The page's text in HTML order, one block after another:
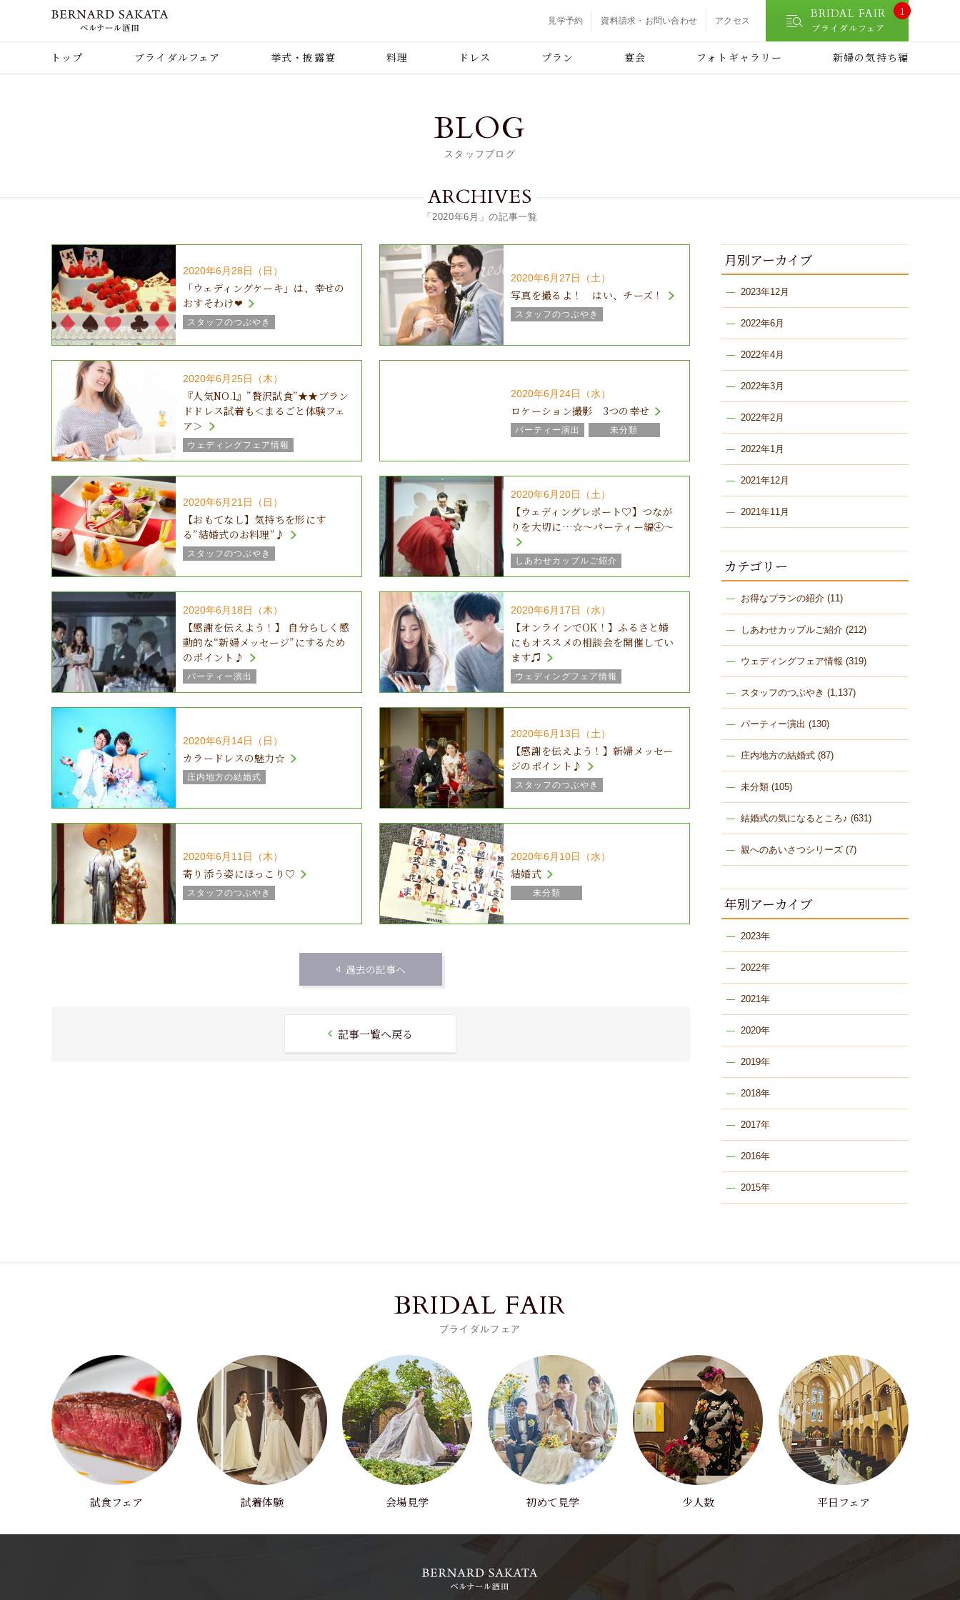
見学予約 資料請求・お問い合わせ アクセス BRIDAL FAIR
ブライダルフェア
1
トップ ブライダルフェア 挙式・披露宴 料理 ドレス プラン 宴会 フォトギャラリー 新婦の気持ち編
BLOG
スタッフブログ
ARCHIVES
「2020年6月」の記事一覧
2020年6月28日（日）
「ウェディングケーキ」は、幸せの
おすそわけ❤
スタッフのつぶやき
2020年6月27日（土）
写真を撮るよ！ はい、チーズ！
スタッフのつぶやき
2020年6月25日（木）
『人気NO.1』”贅沢試食”★★ブラン
ドドレス試着も＜まるごと体験フェ
ア＞
ウェディングフェア情報
2020年6月24日（水）
ロケーション撮影 3つの幸せ
パーティー演出
未分類
2020年6月21日（日）
【おもてなし】気持ちを形にす
る”結婚式のお料理”♪
スタッフのつぶやき
2020年6月20日（土）
【ウェディングレポート♡】つなが
りを大切に…☆～パーティー編④～
しあわせカップルご紹介
スタッフのつぶやき
結婚式の気になるところ♪
2020年6月18日（木）
【感謝を伝えよう！】 自分らしく感
動的な“新婦メッセージ”にするため
のポイント♪
パーティー演出
2020年6月17日（水）
【オンラインでOK！】ふるさと婚
にもオススメの相談会を開催してい
ます♫
ウェディングフェア情報
2020年6月14日（日）
カラードレスの魅力☆
庄内地方の結婚式
2020年6月13日（土）
【感謝を伝えよう！】新婦メッセー
ジのポイント♪
スタッフのつぶやき
2020年6月11日（木）
寄り添う姿にほっこり♡
スタッフのつぶやき
2020年6月10日（水）
結婚式
未分類
過去の記事へ
記事一覧へ戻る
月別アーカイブ
2023年12月
2022年6月
2022年4月
2022年3月
2022年2月
2022年1月
2021年12月
2021年11月
カテゴリー
お得なプランの紹介(11)
しあわせカップルご紹介(212)
ウェディングフェア情報 (319)
スタッフのつぶやき (1,137)
パーティー演出 (130)
庄内地方の結婚式(87)
未分類(105)
結婚式の気になるところ♪ (631)
親へのあいさつシリーズ(7)
年別アーカイブ
2023年
2022年
2021年
2020年
2019年
2018年
2017年
2016年
2015年
BRIDAL FAIR
ブライダルフェア
試食フェア 試着体験 会場見学 初めて見学 少人数 平日フェア